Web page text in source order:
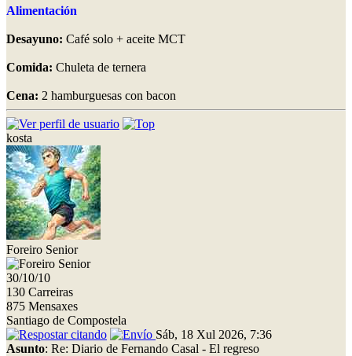
Alimentación
Desayuno: Café solo + aceite MCT
Comida: Chuleta de ternera
Cena: 2 hamburguesas con bacon
kosta
Foreiro Senior
30/10/10
130 Carreiras
875 Mensaxes
Santiago de Compostela
Sáb, 18 Xul 2026, 7:36
Asunto: Re: Diario de Fernando Casal - El regreso